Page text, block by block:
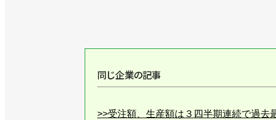
同じ企業の記事
>>受注額、生産額は３四半期連続で過去